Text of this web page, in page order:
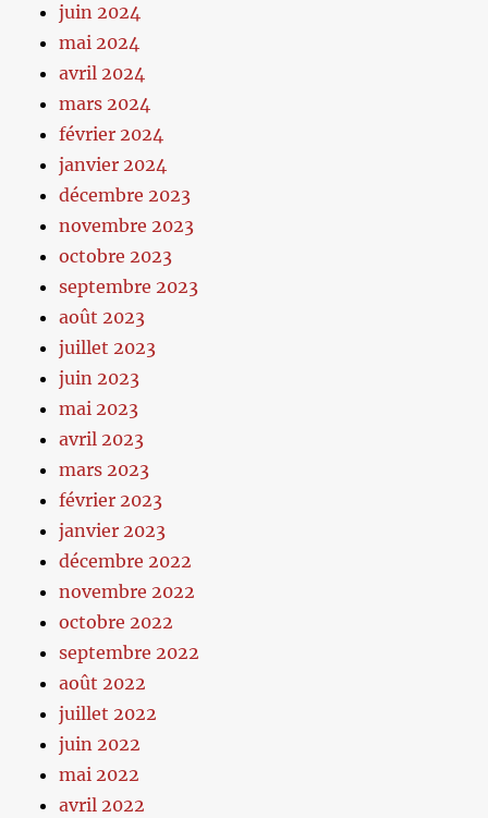
juin 2024
mai 2024
avril 2024
mars 2024
février 2024
janvier 2024
décembre 2023
novembre 2023
octobre 2023
septembre 2023
août 2023
juillet 2023
juin 2023
mai 2023
avril 2023
mars 2023
février 2023
janvier 2023
décembre 2022
novembre 2022
octobre 2022
septembre 2022
août 2022
juillet 2022
juin 2022
mai 2022
avril 2022